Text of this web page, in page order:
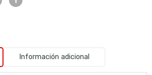
Información adicional